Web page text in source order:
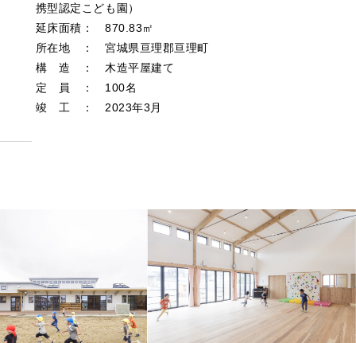
携型認定こども園）
延床面積： 870.83㎡
所在地 ： 宮城県亘理郡亘理町
構 造 ： 木造平屋建て
定 員 ： 100名
竣 工 ： 2023年3月